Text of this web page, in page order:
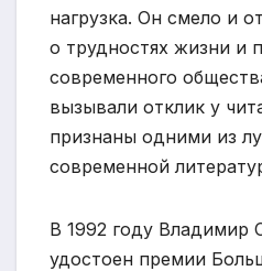
нагрузка. Он смело и
о трудностях жизни и
современного
вызывали отклик у
признаны одними из
современной
В 1992 году Владимир
удостоен премии